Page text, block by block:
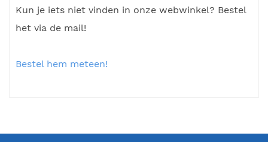
Kun je iets niet vinden in onze webwinkel? Bestel
het via de mail!
Bestel hem meteen!